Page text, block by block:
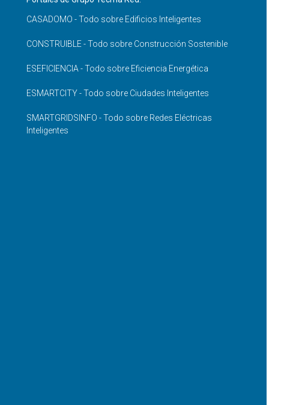
CASADOMO - Todo sobre Edificios Inteligentes
CONSTRUIBLE - Todo sobre Construcción Sostenible
ESEFICIENCIA - Todo sobre Eficiencia Energética
ESMARTCITY - Todo sobre Ciudades Inteligentes
SMARTGRIDSINFO - Todo sobre Redes Eléctricas
Inteligentes